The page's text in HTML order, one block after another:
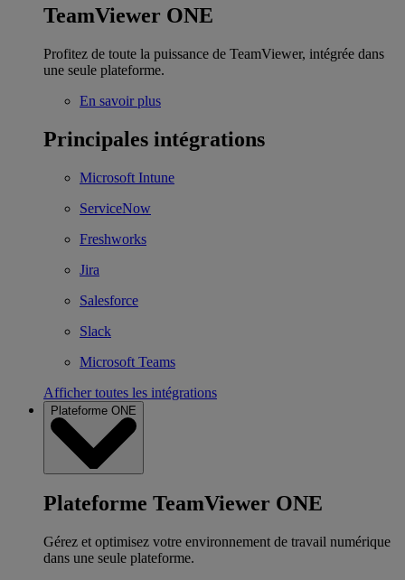
TeamViewer ONE
Profitez de toute la puissance de TeamViewer, intégrée dans
une seule plateforme.
En savoir plus
Principales intégrations
Microsoft Intune
ServiceNow
Freshworks
Jira
Salesforce
Slack
Microsoft Teams
Afficher toutes les intégrations
Plateforme ONE
Plateforme TeamViewer ONE
Gérez et optimisez votre environnement de travail numérique
dans une seule plateforme.